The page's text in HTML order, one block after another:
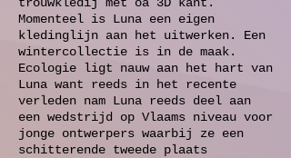
Momenteel is Luna een eigen
kledinglijn aan het uitwerken. Een
wintercollectie is in de maak.
Ecologie ligt nauw aan het hart van
Luna want reeds in het recente
verleden nam Luna reeds deel aan
een wedstrijd op Vlaams niveau voor
jonge ontwerpers waarbij ze een
schitterende tweede plaats